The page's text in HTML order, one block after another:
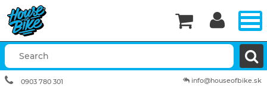


info@houseofbike.sk
0903 780 301